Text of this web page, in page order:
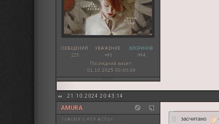
СООБЩЕНИЙ:
225
УВАЖЕНИЕ:
+95
ФЛОРИНОВ:
994
Последний визит:
01.10.2025 00:40:49
21.10.2024 20:43:14
AMURA
говори о ней вслух засчитано